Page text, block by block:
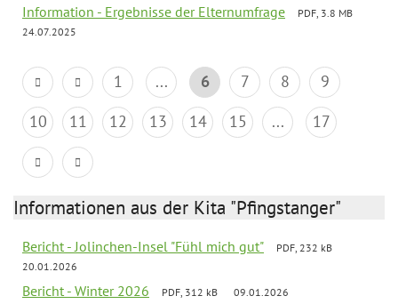
Information - Ergebnisse der Elternumfrage
PDF, 3.8 MB
24.07.2025
1 ... 6 7 8
9
10
11 12 13 14 15 ... 17
Informationen aus der Kita "Pfingstanger"
Bericht - Jolinchen-Insel "Fühl mich gut"
PDF, 232 kB
20.01.2026
Bericht - Winter 2026 PDF, 312 kB 09.01.2026